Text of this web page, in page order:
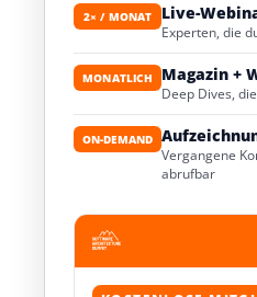
2× / MONAT Live-
Experten, die
MONATLICH Magazin +
Deep Dives,
ON-DEMAND
Vergangene
abrufbar